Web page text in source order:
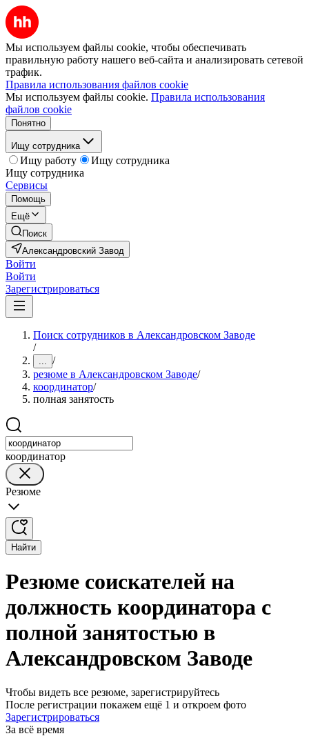
Мы используем файлы cookie, чтобы обеспечивать
правильную работу нашего веб-сайта и анализировать сетевой
трафик.
Правила использования файлов cookie
Мы используем файлы cookie. Правила использования
файлов cookie
Понятно
Ищу сотрудника
Ищу работу
Ищу сотрудника
Ищу сотрудника
Сервисы
Помощь
Ещё
Поиск
Александровский Завод
Войти
Войти
Зарегистрироваться
Поиск сотрудников в Александровском Заводе
/
... /
резюме в Александровском Заводе/
координатор/
полная занятость
координатор
Резюме
Найти
Резюме соискателей на
должность координатора с
полной занятостью в
Александровском Заводе
Чтобы видеть все резюме, зарегистрируйтесь
После регистрации покажем ещё 1 и откроем фото
Зарегистрироваться
За всё время